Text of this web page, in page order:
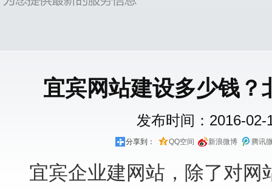
宜宾网站建设多少钱？
发布时间：2016-02-
分享到： QQ空间 新浪微博 腾讯
宜宾企业建网站，除了对网